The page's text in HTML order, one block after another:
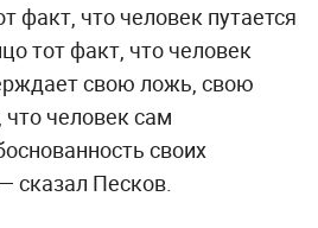
факт, что человек путается
тот факт, что человек
свою ложь, свою
что человек сам
своих
сказал Песков.